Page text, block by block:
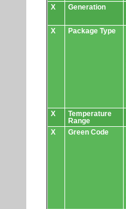
X Generation
X Package Type
X
Temperature
Range
X Green Code